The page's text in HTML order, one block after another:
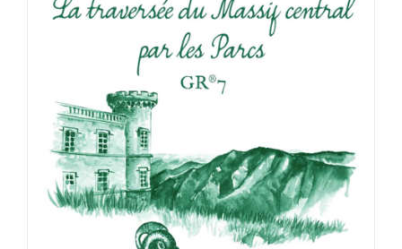
ACHETER LE PRODUIT / DÉTAILS